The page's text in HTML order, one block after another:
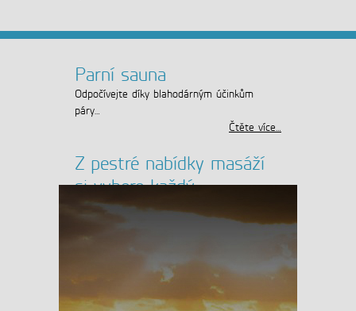
Parní sauna
Odpočívejte díky blahodárným účinkům
páry…
Čtěte více…
Z pestré nabídky masáží
si vybere každý
Cítíte únavu, bolesti zad, svalové napětí,
nebo se jen potřebujete uvolnit a relaxovat?
Naši maséři jsou tu pro vás…
Čtěte více…
Všechny články